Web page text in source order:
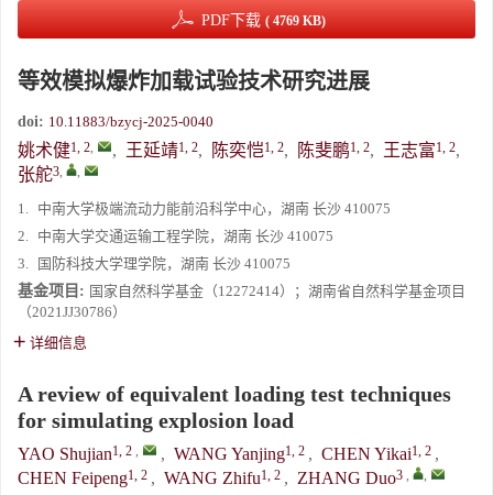
PDF下载 ( 4769 KB)
等效模拟爆炸加载试验技术研究进展
doi: 10.11883/bzycj-2025-0040
姚术健1, 2, , 王延靖1, 2, 陈奕恺1, 2, 陈斐鹏1, 2, 王志富1, 2,
张舵3, ,
1. 中南大学极端流动力能前沿科学中心，湖南 长沙 410075
2. 中南大学交通运输工程学院，湖南 长沙 410075
3.
国防科技大学理学院，湖南 长沙 410075
基金项目: 国家自然科学基金（12272414）；湖南省自然科学基金项目
（2021JJ30786）
详细信息
A review of equivalent loading test techniques
for simulating explosion load
YAO Shujian1, 2 , , WANG Yanjing1, 2 , CHEN Yikai1, 2 ,
CHEN Feipeng1, 2 , WANG Zhifu1, 2 , ZHANG Duo3 , ,